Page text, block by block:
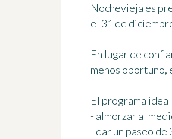
Nochevieja es
el 31 de
En lugar de
menos oportuno,
El programa
- almorzar al
- dar un paseo de